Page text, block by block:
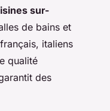
sur-
de bains et
italiens
qualité
des